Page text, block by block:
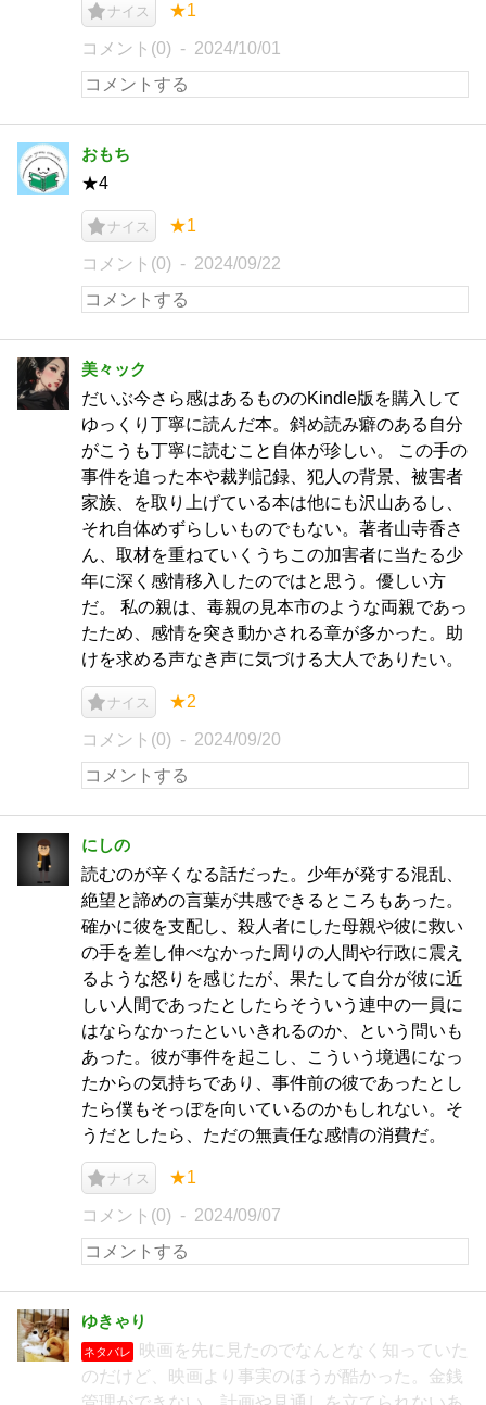
ナイス ★1
コメント(0) 2024/10/01
おもち
★4
ナイス ★1
コメント(0) 2024/09/22
美々ック
だいぶ今さら感はあるもののKindle版を購入して
ゆっくり丁寧に読んだ本。斜め読み癖のある自分
がこうも丁寧に読むこと自体が珍しい。 この手の
事件を追った本や裁判記録、犯人の背景、被害者
家族、を取り上げている本は他にも沢山あるし、
それ自体めずらしいものでもない。著者山寺香さ
ん、取材を重ねていくうちこの加害者に当たる少
年に深く感情移入したのではと思う。優しい方
だ。 私の親は、毒親の見本市のような両親であっ
たため、感情を突き動かされる章が多かった。助
けを求める声なき声に気づける大人でありたい。
ナイス ★2
コメント(0) 2024/09/20
にしの
読むのが辛くなる話だった。少年が発する混乱、
絶望と諦めの言葉が共感できるところもあった。
確かに彼を支配し、殺人者にした母親や彼に救い
の手を差し伸べなかった周りの人間や行政に震え
るような怒りを感じたが、果たして自分が彼に近
しい人間であったとしたらそういう連中の一員に
はならなかったといいきれるのか、という問いも
あった。彼が事件を起こし、こういう境遇になっ
たからの気持ちであり、事件前の彼であったとし
たら僕もそっぽを向いているのかもしれない。そ
うだとしたら、ただの無責任な感情の消費だ。
ナイス ★1
コメント(0) 2024/09/07
ゆきゃり
ネタバレ
映画を先に見たのでなんとなく知っていた
のだけど、映画より事実のほうが酷かった。金銭